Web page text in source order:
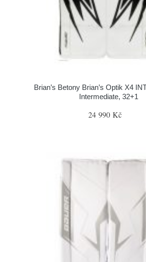
Brian’s Betony Brian’s Optik X4
Intermediate, 32+1
24 990 Kč